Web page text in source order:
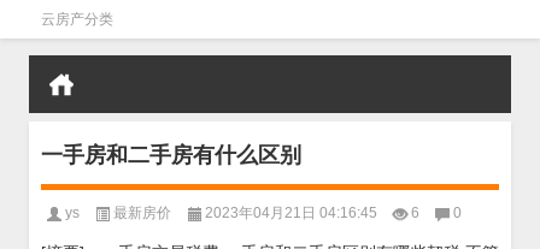
云房产分类
一手房和二手房有什么区别
ys 最新房价 2023年04月21日 04:16:45 6 0